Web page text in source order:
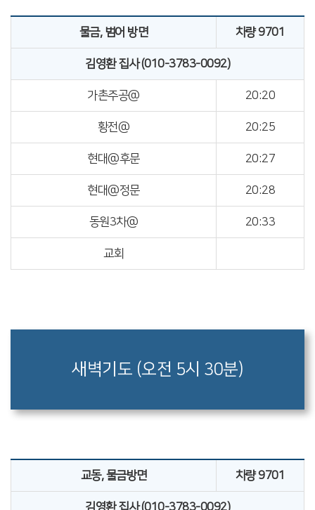
물금, 범어 방면 차량 9701
김영환 집사 (010-3783-0092)
가촌주공@ 20:20
황전@ 20:25
현대@후문 20:27
현대@정문 20:28
동원3차@ 20:33
교회
새벽기도 (오전 5시 30분)
교동, 물금방면 차량 9701
김영환 집사 (010-3783-0092)